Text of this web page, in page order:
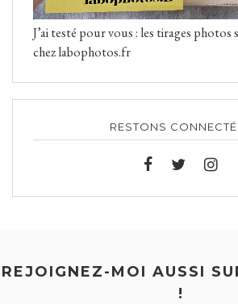
J’ai testé pour vous : les tirages photos
chez labophotos.fr
RESTONS
REJOIGNEZ-MOI AUSSI
!